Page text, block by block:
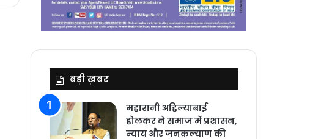
बड़ी ख़बर
महारानी अहिल्याबाई
होलकर ने समाज में प्रशासन,
न्याय और जनकल्याण की